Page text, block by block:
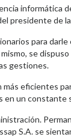
informática
presidente de
para
se
gestiones.
eficientes
en un
S.A. se